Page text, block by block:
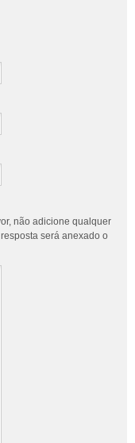
não adicione qualquer
será anexado o